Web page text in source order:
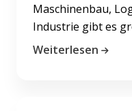
Maschinenbau,
Industrie gibt es
Weiterlesen